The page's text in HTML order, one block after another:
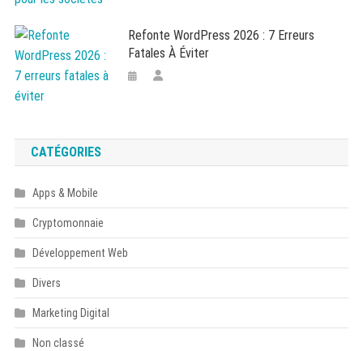
Refonte WordPress 2026 : 7 Erreurs
Fatales À Éviter
CATÉGORIES
Apps & Mobile
Cryptomonnaie
Développement Web
Divers
Marketing Digital
Non classé